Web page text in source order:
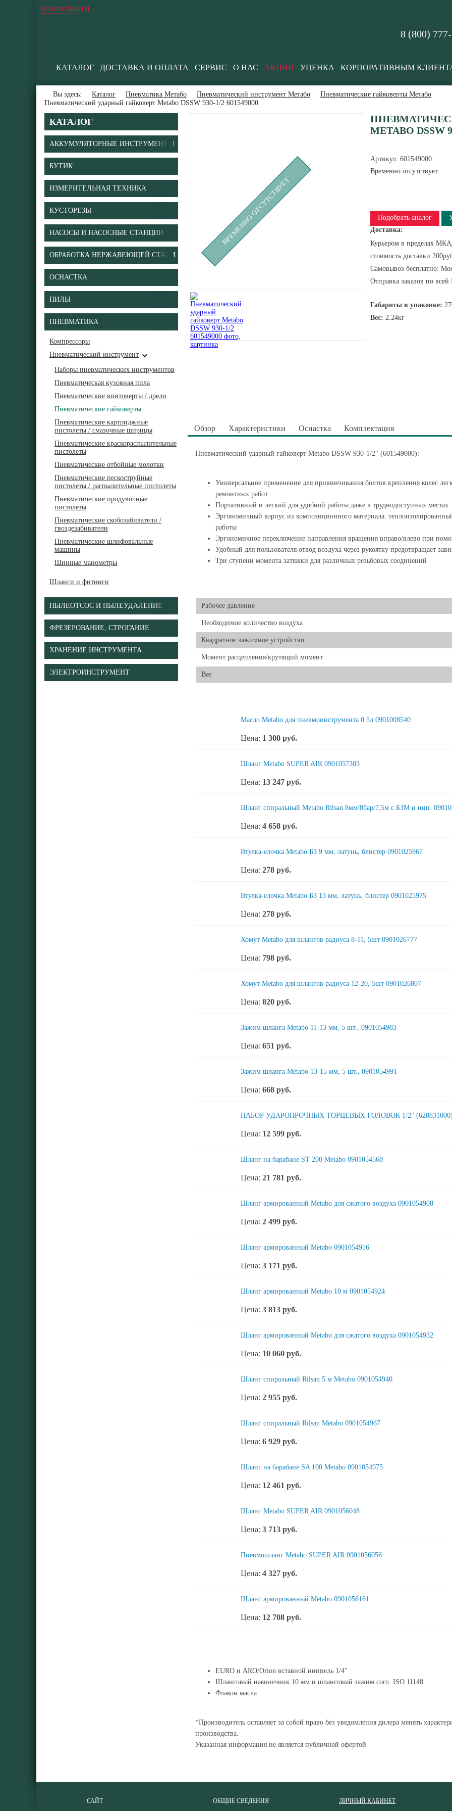
РЕЖИМ РАБОТЫ
8 (800)
КАТАЛОГ ДОСТАВКА И ОПЛАТА СЕРВИС О НАС АКЦИИ УЦЕНКА КОРПОРАТИВНЫМ
Вы здесь: Каталог Пневматика Метабо Пневматический инструмент Метабо
Пневматические гайковерты Метабо
Пневматический ударный гайковерт Metabo DSSW 930-1/2 601549000
КАТАЛОГ
АККУМУЛЯТОРНЫЕ ИНСТРУМЕНТЫ
БУТИК
ИЗМЕРИТЕЛЬНАЯ ТЕХНИКА
КУСТОРЕЗЫ
НАСОСЫ И НАСОСНЫЕ СТАНЦИИ
ОБРАБОТКА НЕРЖАВЕЮЩЕЙ СТАЛИ
ОСНАСТКА
ПИЛЫ
ПНЕВМАТИКА
Компрессоры
Пневматический инструмент
Наборы пневматических инструментов
Пневматическая кузовная пила
Пневматические винтоверты / дрели
Пневматические гайковерты
Пневматические картриджные
пистолеты / смазочные шприцы
Пневматические краскораспылительные
пистолеты
Пневматические отбойные молотки
Пневматические пескоструйные
пистолеты / распылительные пистолеты
Пневматические продувочные
пистолеты
Пневматические скобозабиватели /
гвоздезабиватели
Пневматические шлифовальные
машины
Шинные манометры
Шланги и фитинги
ПЫЛЕОТСОС И ПЫЛЕУДАЛЕНИЕ
ФРЕЗЕРОВАНИЕ, СТРОГАНИЕ
ХРАНЕНИЕ ИНСТРУМЕНТА
ЭЛЕКТРОИНСТРУМЕНТ
ВРЕМЕННО ОТСУТСТВУЕТ
METABO DSSW
Артикул: 601549000
Временно отсутствует
Подобрать аналог
Доставка:
Курьером в пределах
стоимость доставки
Самовывоз бесплатно:
Отправка заказов по всей
Габариты в упаковке:
Вес: 2.24кг
Обзор Характеристики Оснастка Комплектация
Пневматический ударный гайковерт Metabo DSSW 930-1/2" (601549000):
Универсальное применение для привинчивания болтов крепления колес
ремонтных работ
Портативный и легкий для удобной работы даже в труднодоступных местах
Эргономичный корпус из композиционного материала:
работы
Эргономичное переключение направления вращения вправо/влево при
Удобный для пользователя отвод воздуха через рукоятку предотвращает
Три ступени момента затяжки для различных резьбовых соединений
Рабочее давление
Необходимое количество воздуха
Квадратное зажимное устройство
Момент расцепления/крутящий момент
Вес
Масло Metabo для пневмоинструмента 0.5л 0901008540
Цена: 1 300 руб.
Шланг Metabo SUPER AIR 0901057303
Цена: 13 247 руб.
Шланг спиральный Metabo Rilsan 8мм/8бар/7,5м с БЗМ и нип.
Цена: 4 658 руб.
Втулка-елочка Metabo БЗ 9 мм, латунь, блистер 0901025967
Цена: 278 руб.
Втулка-елочка Metabo БЗ 13 мм, латунь, блистер 0901025975
Цена: 278 руб.
Хомут Metabo для шлангов радиуса 8-11, 5шт 0901026777
Цена: 798 руб.
Хомут Metabo для шлангов радиуса 12-20, 5шт 0901026807
Цена: 820 руб.
Зажим шланга Metabo 11-13 мм, 5 шт., 0901054983
Цена: 651 руб.
Зажим шланга Metabo 13-15 мм, 5 шт., 0901054991
Цена: 668 руб.
НАБОР УДАРОПРОЧНЫХ ТОРЦЕВЫХ ГОЛОВОК 1/2" (628831000)
Цена: 12 599 руб.
Шланг на барабане ST 200 Metabo 0901054568
Цена: 21 781 руб.
Шланг армированный Metabo для сжатого воздуха 0901054908
Цена: 2 499 руб.
Шланг армированный Metabo 0901054916
Цена: 3 171 руб.
Шланг армированный Metabo 10 м 0901054924
Цена: 3 813 руб.
Шланг армированный Metabo для сжатого воздуха 0901054932
Цена: 10 060 руб.
Шланг спиральный Rilsan 5 м Metabo 0901054940
Цена: 2 955 руб.
Шланг спиральный Rilsan Metabo 0901054967
Цена: 6 929 руб.
Шланг на барабане SA 100 Metabo 0901054975
Цена: 12 461 руб.
Шланг Metabo SUPER AIR 0901056048
Цена: 3 713 руб.
Пневмошланг Metabo SUPER AIR 0901056056
Цена: 4 327 руб.
Шланг армированный Metabo 0901056161
Цена: 12 708 руб.
EURO и ARO/Orion вставной ниппель 1/4"
Шланговый наконечник 10 мм и шланговый зажим согл. ISO 11148
Флакон масла
*Производитель оставляет за собой право без уведомления дилера менять
производства.
Указанная информация не является публичной офертой
САЙТ ОБЩИЕ СВЕДЕНИЯ ЛИЧНЫЙ КАБИНЕТ